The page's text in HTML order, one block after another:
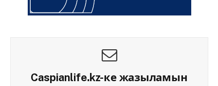
Caspianlife.kz-ке жазыламын